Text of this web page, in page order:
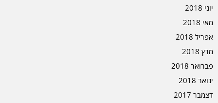
יוני 2018
מאי 2018
אפריל 2018
מרץ 2018
פברואר 2018
ינואר 2018
דצמבר 2017